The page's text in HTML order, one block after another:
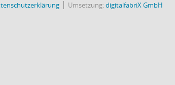
Umsetzung:digitalfabriX GmbH